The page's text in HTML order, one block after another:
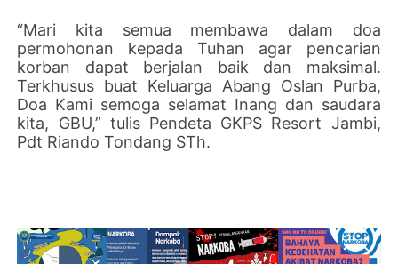
“Mari kita semua membawa dalam doa
permohonan kepada Tuhan agar pencarian
korban dapat berjalan baik dan maksimal.
Terkhusus buat Keluarga Abang Oslan Purba,
Doa Kami semoga selamat Inang dan saudara
kita, GBU,” tulis Pendeta GKPS Resort Jambi,
Pdt Riando Tondang STh.